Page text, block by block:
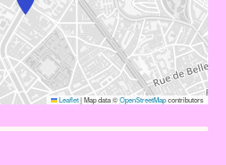
Leaflet|Map data ©OpenStreetMapcontributors